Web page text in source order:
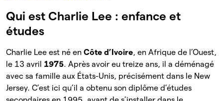
Qui est Charlie Lee : enfance et
études
Charlie Lee est né en Côte d’Ivoire, en Afrique de l’Ouest,
le 13 avril 1975. Après avoir eu treize ans, il a déménagé
avec sa famille aux États-Unis, précisément dans le New
Jersey. C’est ici qu’il a obtenu son diplôme d’études